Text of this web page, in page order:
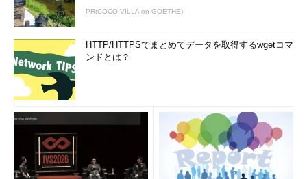
PR(COCO VILLA on GOETHE)
HTTP/HTTPSでまとめてデータを取得するwgetコマ
ンドとは？